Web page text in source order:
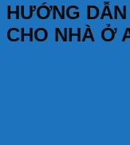
HƯỚNG
CHO NHÀ Ở